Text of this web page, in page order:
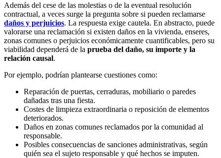
Además del cese de las molestias o de la eventual resolución
contractual, a veces surge la pregunta sobre si pueden reclamarse
daños y perjuicios. La respuesta exige cautela. En abstracto, puede
valorarse una reclamación si existen daños en la vivienda, enseres,
zonas comunes o perjuicios económicamente cuantificables, pero su
viabilidad dependerá de la prueba del daño, su importe y la
relación causal.
Por ejemplo, podrían plantearse cuestiones como:
Reparación de puertas, cerraduras, mobiliario o paredes
dañadas tras una fiesta.
Costes de limpieza extraordinaria o reposición de elementos
deteriorados.
Daños en zonas comunes reclamados por la comunidad al
responsable.
Posibles consecuencias de sanciones administrativas, según
quién sea el sujeto responsable y qué hechos se imputen.